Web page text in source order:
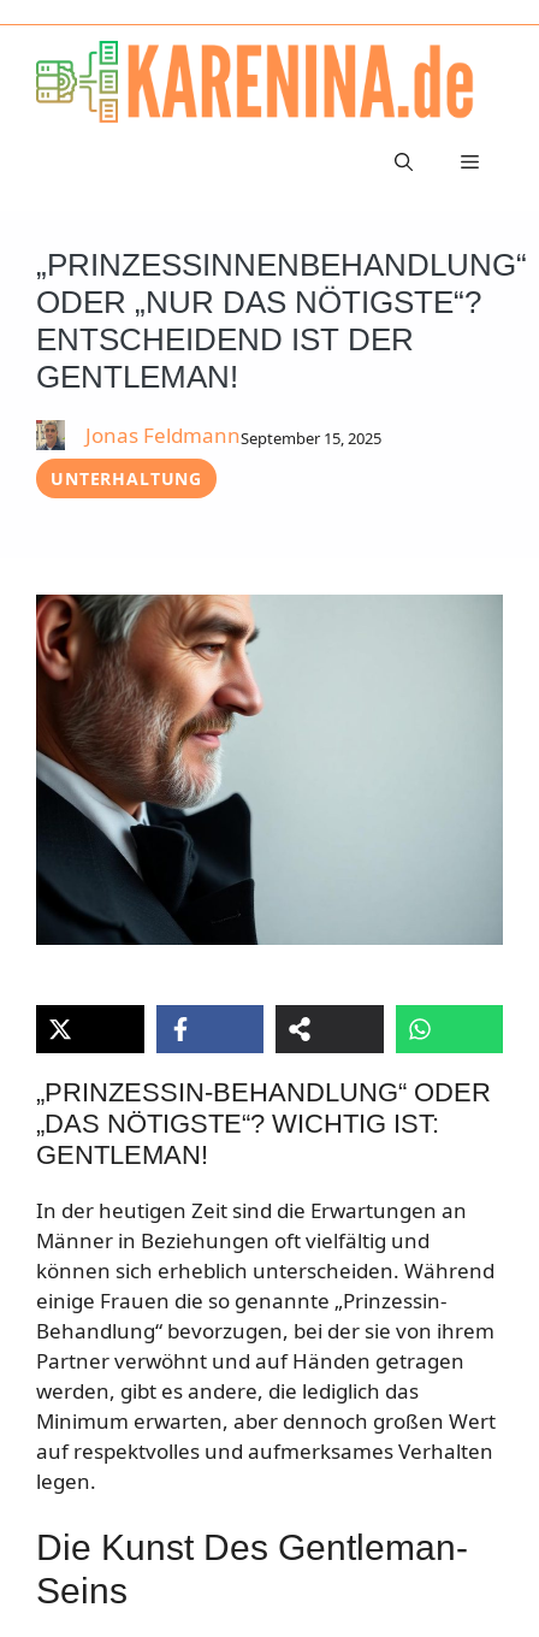
springen
Menü
„PRINZESSINNENBEHANDLUNG“
ODER „NUR DAS NÖTIGSTE“?
ENTSCHEIDEND IST DER
GENTLEMAN!
Jonas FeldmannSeptember 15, 2025
UNTERHALTUNG
„PRINZESSIN-BEHANDLUNG“ ODER
„DAS NÖTIGSTE“? WICHTIG IST:
GENTLEMAN!
In der heutigen Zeit sind die Erwartungen an
Männer in Beziehungen oft vielfältig und
können sich erheblich unterscheiden. Während
einige Frauen die so genannte „Prinzessin-
Behandlung“ bevorzugen, bei der sie von ihrem
Partner verwöhnt und auf Händen getragen
werden, gibt es andere, die lediglich das
Minimum erwarten, aber dennoch großen Wert
auf respektvolles und aufmerksames Verhalten
legen.
Die Kunst Des Gentleman-
Seins